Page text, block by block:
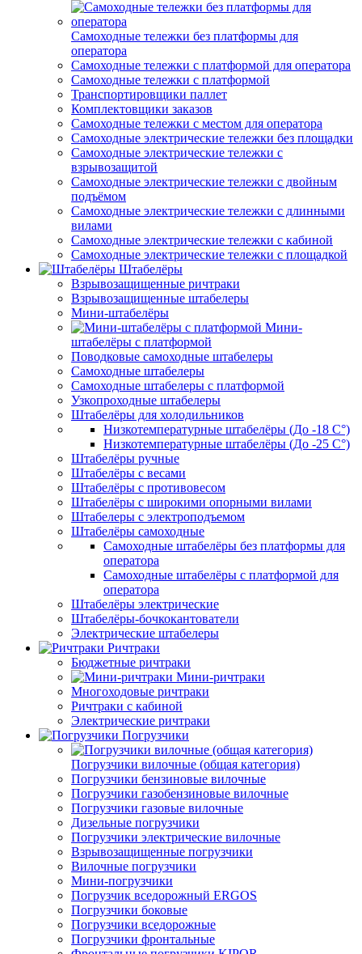
Самоходные тележки без платформы для
оператора
Самоходные тележки с платформой для оператора
Самоходные тележки с платформой
Транспортировщики паллет
Комплектовщики заказов
Самоходные тележки с местом для оператора
Самоходные электрические тележки без площадки
Самоходные электрические тележки с
взрывозащитой
Самоходные электрические тележки с двойным
подъёмом
Самоходные электрические тележки с длинными
вилами
Самоходные электрические тележки с кабиной
Самоходные электрические тележки с площадкой
Штабелёры
Взрывозащищенные ричтраки
Взрывозащищенные штабелеры
Мини-штабелёры
Мини-
штабелёры с платформой
Поводковые самоходные штабелеры
Самоходные штабелеры
Самоходные штабелеры с платформой
Узкопроходные штабелеры
Штабелёры для холодильников
Низкотемпературные штабелёры (До -18 C°)
Низкотемпературные штабелёры (До -25 C°)
Штабелёры ручные
Штабелёры с весами
Штабелёры с противовесом
Штабелёры с широкими опорными вилами
Штабелеры с электроподъемом
Штабелёры самоходные
Самоходные штабелёры без платформы для
оператора
Самоходные штабелёры с платформой для
оператора
Штабелёры электрические
Штабелёры-бочкокантователи
Электрические штабелеры
Ричтраки
Бюджетные ричтраки
Мини-ричтраки
Многоходовые ричтраки
Ричтраки с кабиной
Электрические ричтраки
Погрузчики
Погрузчики вилочные (общая категория)
Погрузчики бензиновые вилочные
Погрузчики газобензиновые вилочные
Погрузчики газовые вилочные
Дизельные погрузчики
Погрузчики электрические вилочные
Взрывозащищенные погрузчики
Вилочные погрузчики
Мини-погрузчики
Погрузчик вседорожный ERGOS
Погрузчики боковые
Погрузчики вседорожные
Погрузчики фронтальные